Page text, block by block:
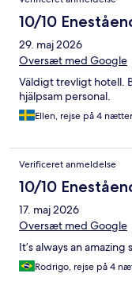
10/10
29. maj 2026
Oversæt med Google
Väldigt trevligt hotell.
hjälpsam personal.
Ellen, rejse på 4 nætter
Verificeret anmeldelse
10/10
17. maj 2026
Oversæt med Google
It’s always an amazing
Rodrigo, rejse på 4